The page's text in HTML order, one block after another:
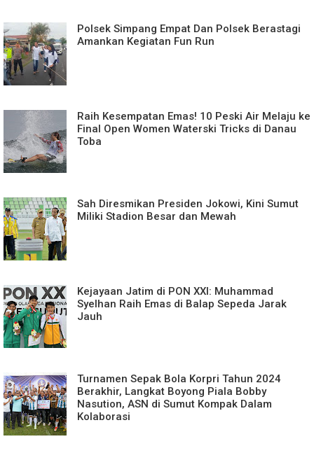
Polsek Simpang Empat Dan Polsek Berastagi
Amankan Kegiatan Fun Run
Raih Kesempatan Emas! 10 Peski Air Melaju ke
Final Open Women Waterski Tricks di Danau
Toba
Sah Diresmikan Presiden Jokowi, Kini Sumut
Miliki Stadion Besar dan Mewah
Kejayaan Jatim di PON XXI: Muhammad
Syelhan Raih Emas di Balap Sepeda Jarak
Jauh
Turnamen Sepak Bola Korpri Tahun 2024
Berakhir, Langkat Boyong Piala Bobby
Nasution, ASN di Sumut Kompak Dalam
Kolaborasi